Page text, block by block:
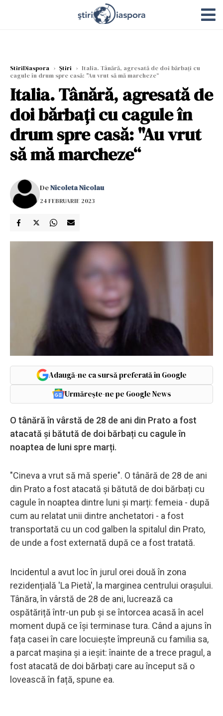
StiriDiaspora › Știri › Italia. Tânără, agresată de doi bărbați cu
cagule în drum spre casă: "Au vrut să mă marcheze“
Italia. Tânără, agresată de
doi bărbați cu cagule în
drum spre casă: "Au vrut
să mă marcheze“
DeNicoleta Nicolau
24 FEBRUARIE 2023
Adaugă-ne ca sursă preferată în Google
Urmărește-ne pe Google News
O tânără în vârstă de 28 de ani din Prato a fost
atacată și bătută de doi bărbați cu cagule în
noaptea de luni spre marți.
"Cineva a vrut să mă sperie". O tânără de 28 de ani
din Prato a fost atacată și bătută de doi bărbați cu
cagule în noaptea dintre luni și marți: femeia - după
cum au relatat unii dintre anchetatori - a fost
transportată cu un cod galben la spitalul din Prato,
de unde a fost externată după ce a fost tratată.
Incidentul a avut loc în jurul orei două în zona
rezidențială 'La Pietà', la marginea centrului orașului.
Tânăra, în vârstă de 28 de ani, lucrează ca
ospătăriță într-un pub și se întorcea acasă în acel
moment după ce își terminase tura. Când a ajuns în
fața casei în care locuiește împreună cu familia sa,
a parcat mașina și a ieșit: înainte de a trece pragul, a
fost atacată de doi bărbați care au început să o
lovească în față, spune ea.